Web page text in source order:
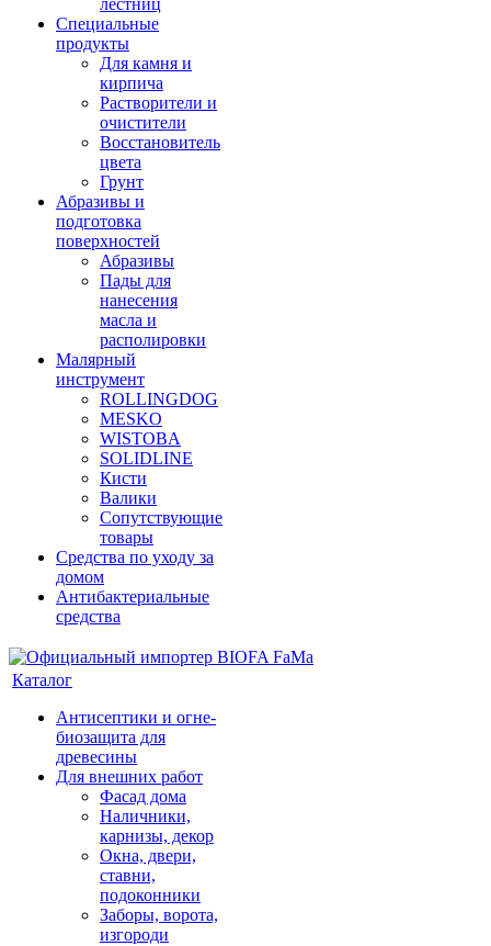
лестниц
Специальные
продукты
Для камня и
кирпича
Растворители и
очистители
Восстановитель
цвета
Грунт
Абразивы и
подготовка
поверхностей
Абразивы
Пады для
нанесения
масла и
располировки
Малярный
инструмент
ROLLINGDOG
MESKO
WISTOBA
SOLIDLINE
Кисти
Валики
Сопутствующие
товары
Средства по уходу за
домом
Антибактериальные
средства
Каталог
Антисептики и огне-
биозащита для
древесины
Для внешних работ
Фасад дома
Наличники,
карнизы, декор
Окна, двери,
ставни,
подоконники
Заборы, ворота,
изгороди